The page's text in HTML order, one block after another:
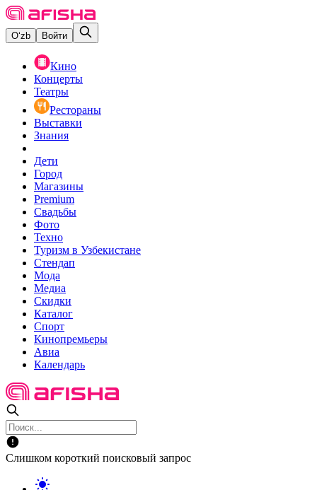
O‘zb Войти
Кино
Концерты
Театры
Рестораны
Выставки
Знания
Дети
Город
Магазины
Premium
Свадьбы
Фото
Техно
Туризм в Узбекистане
Стендап
Мода
Медиа
Скидки
Каталог
Спорт
Кинопремьеры
Авиа
Календарь
Слишком короткий поисковый запрос